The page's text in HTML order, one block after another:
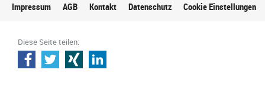
Impressum AGB Kontakt Datenschutz Cookie Einstellungen
Diese Seite teilen: